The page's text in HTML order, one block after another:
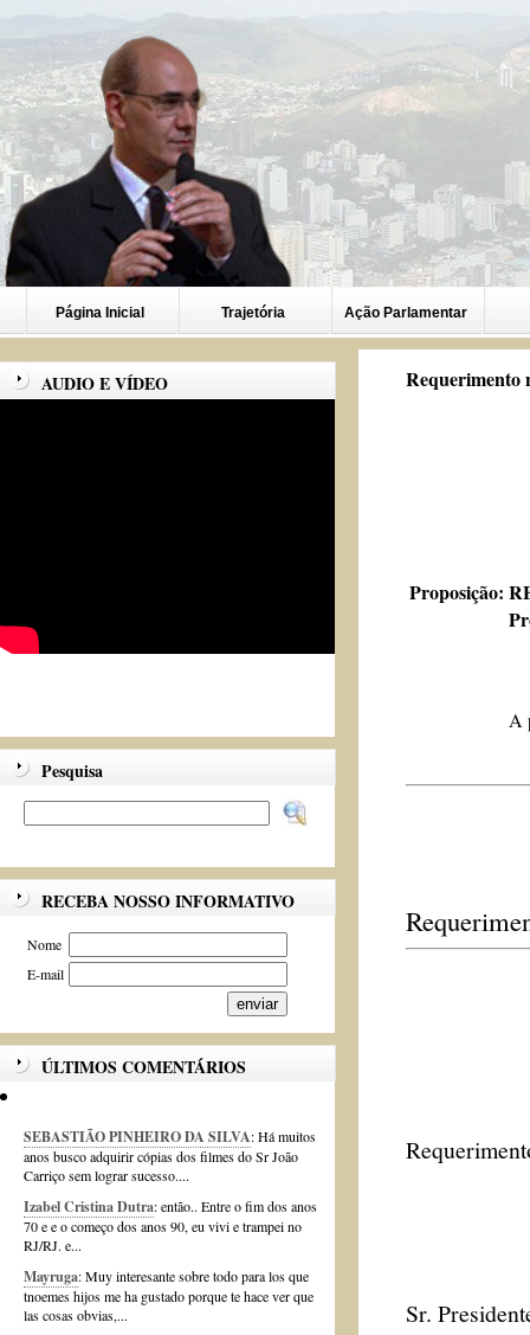
Página Inicial Trajetória Ação Parlamentar
AUDIO E VÍDEO
Pesquisa
RECEBA NOSSO INFORMATIVO
Nome
E-mail
ÚLTIMOS COMENTÁRIOS
SEBASTIÃO PINHEIRO DA SILVA: Há muitos
anos busco adquirir cópias dos filmes do Sr João
Carriço sem lograr sucesso....
Izabel Cristina Dutra: então.. Entre o fim dos anos
70 e e o começo dos anos 90, eu vivi e trampei no
RJ/RJ. e...
Mayruga: Muy interesante sobre todo para los que
tnoemes hijos me ha gustado porque te hace ver que
las cosas obvias,...
Requerimento
Proposição:
A
Sr.